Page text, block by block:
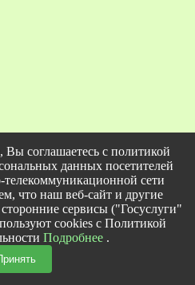
соглашаетесь с политикой
данных посетителей
сети
что наш веб-сайт и другие
сервисы ("Госуслуги"
cookies с Политикой
Подробнее .